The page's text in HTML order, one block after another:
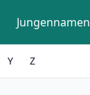
Jungennamen
Y Z